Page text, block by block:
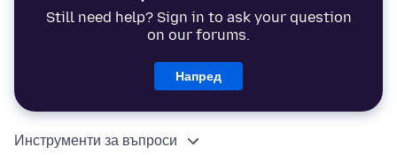
Still need help? Sign in to ask your question
on our forums.
Напред
Инструменти за въпроси